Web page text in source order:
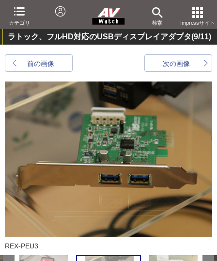
カテゴリ 検索 Impressサイト
ラトック、フルHD対応のUSBディスプレイアダプタ(9/11)
前の画像 次の画像
REX-PEU3